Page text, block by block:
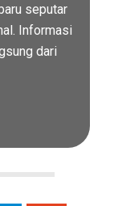
seputar
Informasi
dari